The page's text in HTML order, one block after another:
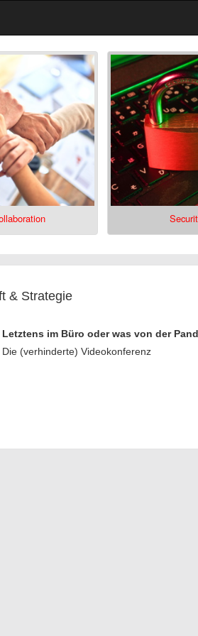
& Strategie
Letztens im Büro oder was von der
Die (verhinderte) Videokonferenz